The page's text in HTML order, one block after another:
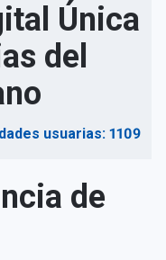
Única
del
usuarias: 1109
de